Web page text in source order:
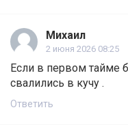
Михаил
2 июня 2026 08:25
Если в первом тайме
свалились в кучу .
Ответить